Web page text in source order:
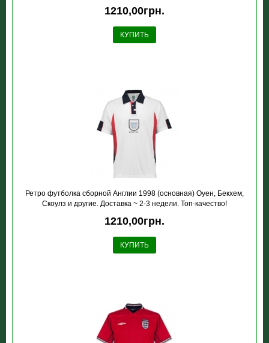
1210,00грн.
КУПИТЬ
Ретро футболка сборной Англии 1998 (основная) Оуен, Бекхем,
Скоулз и другие. Доставка ~ 2-3 недели. Топ-качество!
1210,00грн.
КУПИТЬ